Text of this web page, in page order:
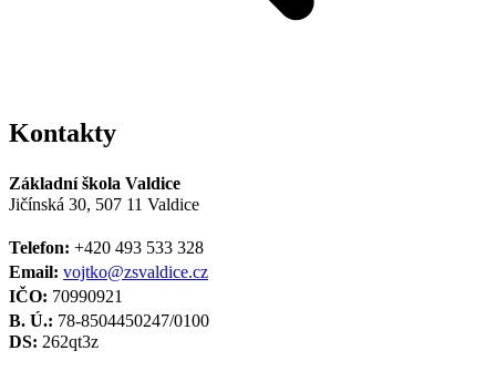
Kontakty
Základní škola Valdice
Jičínská 30, 507 11 Valdice
Telefon: +420 493 533 328
Email: vojtko@zsvaldice.cz
IČO: 70990921
B. Ú.: 78-8504450247/0100
DS: 262qt3z